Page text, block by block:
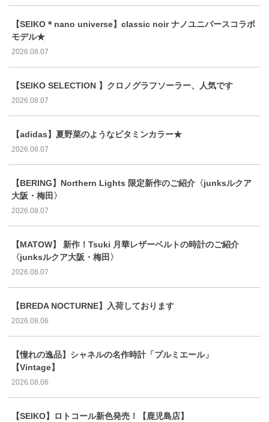
【SEIKO＊nano universe】classic noir ナノユニバースコラボ
モデル★
2026.08.07
【SEIKO SELECTION 】クロノグラフソーラー、人気です
2026.08.07
【adidas】夏野菜のようなビタミンカラー★
2026.08.07
【BERING】Northern Lights 限定新作のご紹介〈junksルクア
大阪・梅田〉
2026.08.07
【MATOW】 新作！Tsuki 月華レザーベルトの時計のご紹介
〈junksルクア大阪・梅田〉
2026.08.07
【BREDA NOCTURNE】入荷しております
2026.08.06
【憧れの逸品】シャネルの名作時計「プルミエール」
【Vintage】
2026.08.06
【SEIKO】ロトコール新色発売！【鹿児島店】